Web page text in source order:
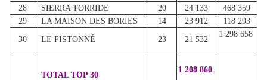
28 SIERRA TORRIDE 20 24 133
468 359
29
LA MAISON DES BORIES 14 23 912 118 293
30 LE PISTONNÉ 23 21 532
1 298 658
TOTAL TOP 30
1 208 860